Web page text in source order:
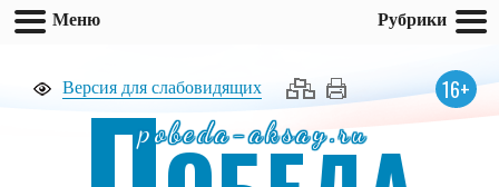
Версия для слабовидящих 16+
pobeda-aksay.ru
Меню Рубрики